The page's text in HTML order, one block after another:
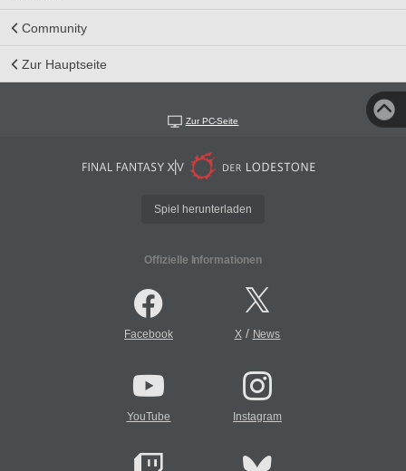
Community
Zur Hauptseite
Zur PC-Seite
Spiel herunterladen
Offizielle Informationen
Facebook X/ News
YouTube Instagram